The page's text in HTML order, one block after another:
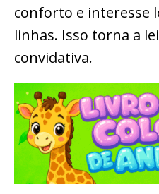
conforto e interesse
linhas. Isso torna a
convidativa.